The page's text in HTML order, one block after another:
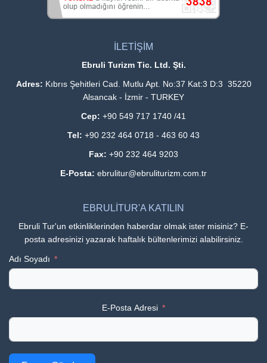
İLETİŞİM
Ebruli Turizm Tic. Ltd. Şti.
Adres: Kıbrıs Şehitleri Cad. Mutlu Apt. No:37 Kat:3 D:3 35220
Alsancak - İzmir - TURKEY
Cep: +90 549 717 1740 /41
Tel: +90 232 464 0718 - 463 60 43
Fax: +90 232 464 9203
E-Posta: ebrulitur@ebruliturizm.com.tr
EBRULİTUR'A KATILIN
Ebruli Tur'un etkinliklerinden haberdar olmak ister misiniz? E-
posta adresinizi yazarak haftalık bültenlerimizi alabilirsiniz.
Adı Soyadı
E-Posta Adresi